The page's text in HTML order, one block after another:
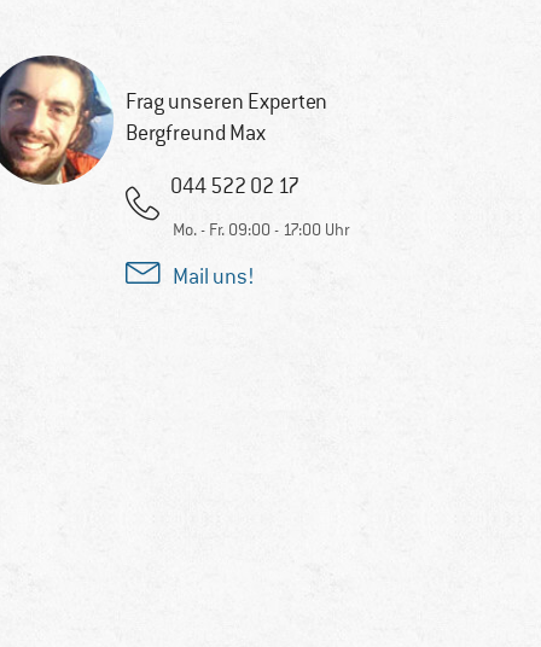
Frag unseren Experten
Bergfreund Max
044 522 02 17
Mo. - Fr. 09:00 - 17:00 Uhr
Mail uns!